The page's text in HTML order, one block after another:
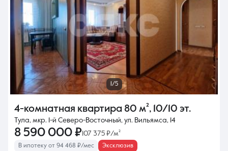
1/5
4-комнатная квартира 80 м², 10/10 эт.
Тула, мкр. 1-й Северо-Восточный, ул. Вильямса, 14
8 590 000 ₽ 107 375 ₽/м²
В ипотеку от 94 468 ₽/мес Эксклюзив